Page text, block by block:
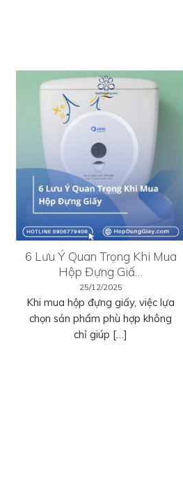
6 Lưu Ý Quan Trọng Khi Mua
Hộp Đựng Giấ…
25/12/2025
Khi mua hộp đựng giấy, việc lựa
chọn sản phẩm phù hợp không
chỉ giúp […]